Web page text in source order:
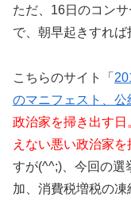
ただ、16日のコン
で、朝早起きすれば
こちらのサイト「
のマニフェスト、公
政治家を掃き出す
えない悪い政治家
すが(^^;)、今回の選
加、消費税増税の